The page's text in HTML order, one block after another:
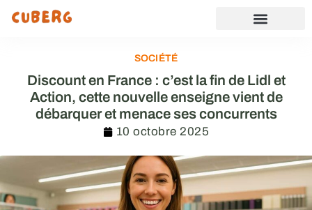
SOCIÉTÉ
Discount en France : c’est la fin de Lidl et
Action, cette nouvelle enseigne vient de
débarquer et menace ses concurrents
10 octobre 2025